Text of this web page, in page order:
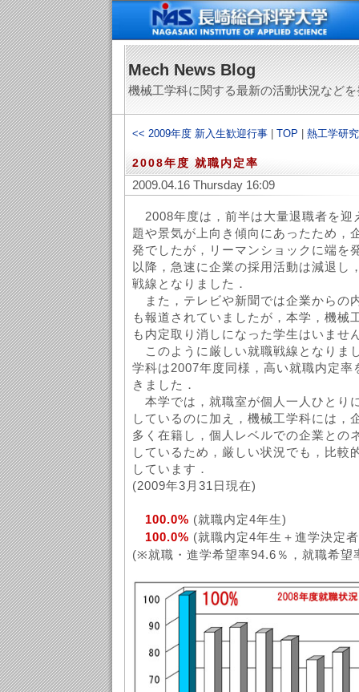
Mech News Blog
機械工学科に関する最新の活動状況など
<< 2009年度 新入生歓迎行事 TOP 熱工学研
2008年度 就職内定率
2009.04.16 Thursday 16:09
2008年度は，前半は大量退職者を迎
題や景気が上向き傾向にあったため，
発でしたが，リーマンショックに端を
以降，急速に企業の採用活動は減退し
戦線となりました．
また，テレビや新聞では企業からの
も報道されていましたが，本学，機械
も内定取り消しになった学生はいませ
このように厳しい就職戦線となりま
学科は2007年度同様，高い就職内定率
きました．
本学では，就職室が個人一人ひとり
しているのに加え，機械工学科には，
多く在籍し，個人レベルでの企業との
しているため，厳しい状況でも，比較
しています．
(2009年3月31日現在)
100.0% (就職内定4年生)
100.0% (就職内定4年生＋進学決
(※就職・進学希望率94.6％，就職希望